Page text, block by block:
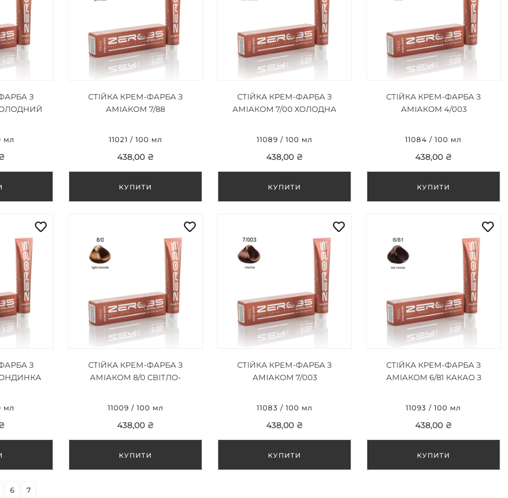
З
мл
СТІЙКА КРЕМ-ФАРБА З
АМІАКОМ 7/88
11021 / 100 мл
438,00 ₴
СТІЙКА КРЕМ-ФАРБА З
АМІАКОМ 7/00 ХОЛОДНА
11089 / 100 мл
438,00 ₴
СТІЙКА КРЕМ-ФАРБА З
АМІАКОМ 4/003
11084 / 100 мл
438,00 ₴
З
мл
СТІЙКА КРЕМ-ФАРБА З
АМІАКОМ 8/0 СВІТЛО-
11009 / 100 мл
438,00 ₴
СТІЙКА КРЕМ-ФАРБА З
АМІАКОМ 7/003
11083 / 100 мл
438,00 ₴
СТІЙКА КРЕМ-ФАРБА З
АМІАКОМ 6/81 КАКАО З
11093 / 100 мл
438,00 ₴
6 7